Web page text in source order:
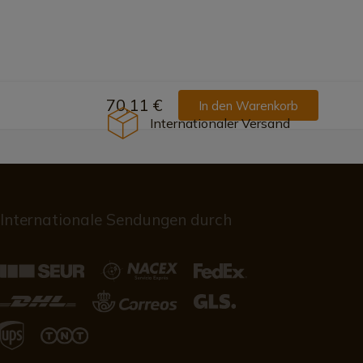
70,11 € In den Warenkorb
Internationaler Versand
Internationale Sendungen durch